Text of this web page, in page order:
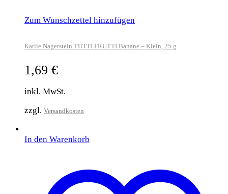
Zum Wunschzettel hinzufügen
Karlie Nagerstein TUTTI FRUTTI Banane – Klein, 25 g
1,69 €
inkl. MwSt.
zzgl. Versandkosten
In den Warenkorb